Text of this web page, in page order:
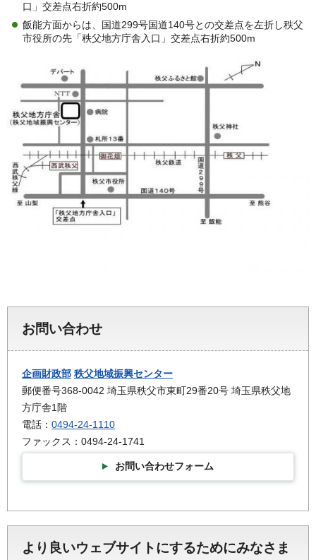
口」交差点右折約500m
飯能方面からは、国道299号国道140号との交差点を左折し秩父
市役所の先「秩父地方庁舎入口」交差点右折約500m
お問い合わせ
企画財政部 秩父地域振興センター
郵便番号368-0042 埼玉県秩父市東町29番20号 埼玉県秩父地
方庁舎1階
電話： 0494-24-1110
ファックス：0494-24-1741
お問い合わせフォーム
より良いウェブサイトにするためにみなさま